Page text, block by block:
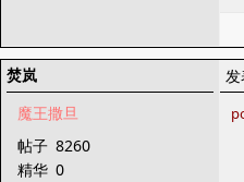
焚岚
魔王撒旦
帖子 8260
精华 0